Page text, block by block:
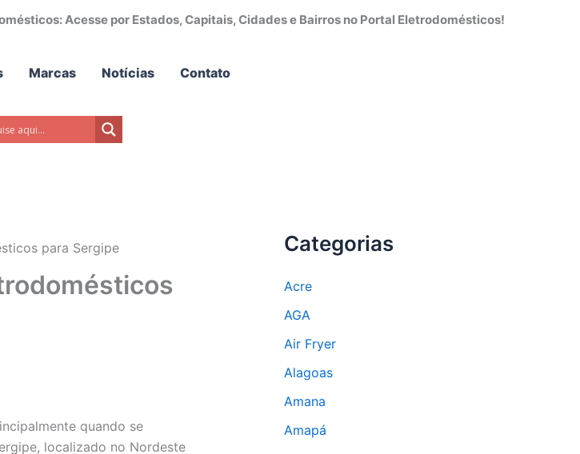
Acesse por Estados, Capitais, Cidades e Bairros no Portal Eletrodomésticos!
Marcas Notícias Contato
para Sergipe
quando se
localizado no Nordeste
Categorias
Acre
AGA
Air Fryer
Alagoas
Amana
Amapá